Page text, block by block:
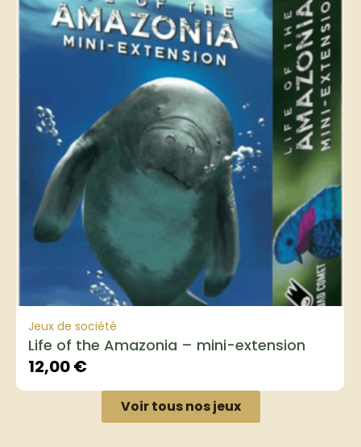
Jeux de société
Life of the Amazonia – mini-extension
12,00€
Voir tous nos jeux